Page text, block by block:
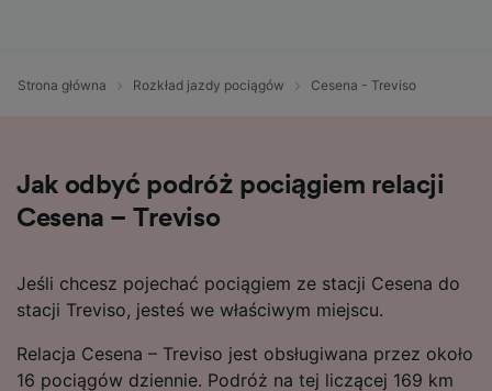
Strona główna Rozkład jazdy pociągów Cesena - Treviso
Jak odbyć podróż pociągiem relacji
Cesena – Treviso
Jeśli chcesz pojechać pociągiem ze stacji Cesena do
stacji Treviso, jesteś we właściwym miejscu.
Relacja Cesena – Treviso jest obsługiwana przez około
16 pociągów dziennie. Podróż na tej liczącej 169 km